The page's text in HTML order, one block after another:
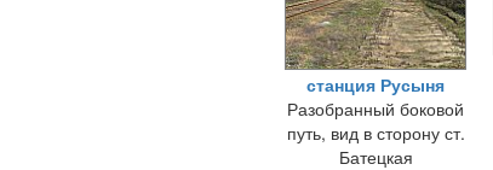
станция Русыня
Разобранный боковой
путь, вид в сторону ст.
Батецкая